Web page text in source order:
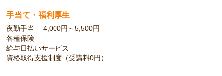
手当て・福利厚生
夜勤手当 4,000円～5,500円
各種保険
給与日払いサービス
資格取得支援制度（受講料0円）